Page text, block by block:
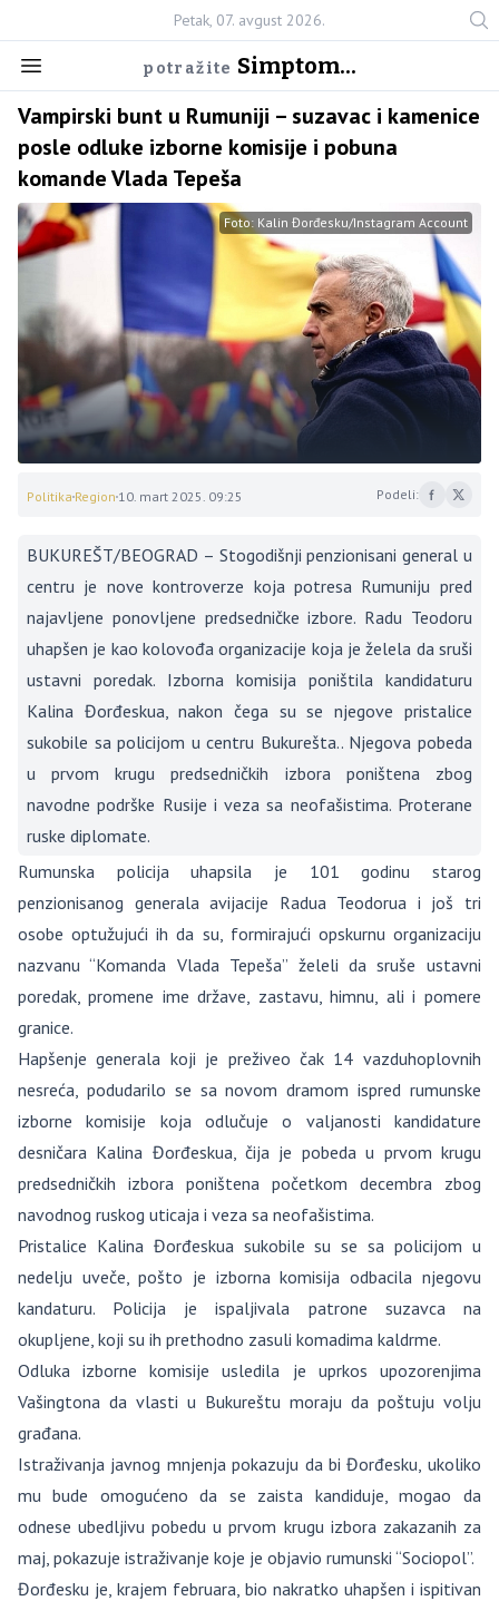
Petak, 07. avgust 2026.
potražite Simptom...
Vampirski bunt u Rumuniji – suzavac i kamenice
posle odluke izborne komisije i pobuna
komande Vlada Tepeša
Foto: Kalin Đorđesku/Instagram Account
Politika Region 10. mart 2025. 09:25 Podeli:
BUKUREŠT/BEOGRAD – Stogodišnji penzionisani general u
centru je nove kontroverze koja potresa Rumuniju pred
najavljene ponovljene predsedničke izbore. Radu Teodoru
uhapšen je kao kolovođa organizacije koja je želela da sruši
ustavni poredak. Izborna komisija poništila kandidaturu
Kalina Đorđeskua, nakon čega su se njegove pristalice
sukobile sa policijom u centru Bukurešta.. Njegova pobeda
u prvom krugu predsedničkih izbora poništena zbog
navodne podrške Rusije i veza sa neofašistima. Proterane
ruske diplomate.
Rumunska policija uhapsila je 101 godinu starog
penzionisanog generala avijacije Radua Teodorua i još tri
osobe optužujući ih da su, formirajući opskurnu organizaciju
nazvanu “Komanda Vlada Tepeša” želeli da sruše ustavni
poredak, promene ime države, zastavu, himnu, ali i pomere
granice.
Hapšenje generala koji je preživeo čak 14 vazduhoplovnih
nesreća, podudarilo se sa novom dramom ispred rumunske
izborne komisije koja odlučuje o valjanosti kandidature
desničara Kalina Đorđeskua, čija je pobeda u prvom krugu
predsedničkih izbora poništena početkom decembra zbog
navodnog ruskog uticaja i veza sa neofašistima.
Pristalice Kalina Đorđeskua sukobile su se sa policijom u
nedelju uveče, pošto je izborna komisija odbacila njegovu
kandaturu. Policija je ispaljivala patrone suzavca na
okupljene, koji su ih prethodno zasuli komadima kaldrme.
Odluka izborne komisije usledila je uprkos upozorenjima
Vašingtona da vlasti u Bukureštu moraju da poštuju volju
građana.
Istraživanja javnog mnjenja pokazuju da bi Đorđesku, ukoliko
mu bude omogućeno da se zaista kandiduje, mogao da
odnese ubedljivu pobedu u prvom krugu izbora zakazanih za
maj, pokazuje istraživanje koje je objavio rumunski “Sociopol”.
Đorđesku je, krajem februara, bio nakratko uhapšen i ispitivan